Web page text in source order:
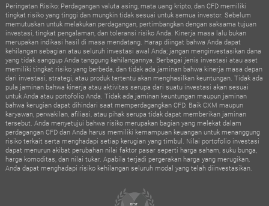
Peringatan Risiko: Perdagangan valuta asing, mata uang kripto, dan CFD memiliki
tingkat risiko yang tinggi dan mungkin tidak sesuai untuk semua investor. Sebelum
memutuskan untuk melakukan perdagangan, pertimbangkan dengan saksama tujuan
investasi, tingkat pengalaman, dan toleransi risiko Anda. Kinerja masa lalu bukan
merupakan indikasi hasil di masa mendatang. Harap diingat bahwa Anda dapat
kehilangan sebagian atau seluruh investasi awal Anda; jangan menginvestasikan dana
yang tidak sanggup Anda tanggung kehilangannya. Berbagai jenis investasi atau aset
memiliki tingkat risiko yang berbeda, dan tidak ada jaminan bahwa kinerja masa depan
dari investasi, strategi, atau produk tertentu akan menghasilkan keuntungan. Tidak ada
pula jaminan bahwa kinerja atau aktivitas serupa dari suatu investasi akan sesuai
untuk Anda atau portofolio Anda. Tidak ada jaminan keuntungan maupun jaminan
bahwa kerugian dapat dihindari saat memperdagangkan CFD. Baik CXM maupun
karyawan, perwakilan, afiliasi, atau pihak serupa tidak dapat memberikan jaminan
tersebut. Anda menyetujui bahwa risiko merupakan bagian yang melekat dalam
perdagangan CFD dan Anda harus memiliki kemampuan keuangan untuk menanggung
risiko terkait serta menghadapi setiap kerugian yang timbul. Nilai portofolio investasi
dapat menurun akibat perubahan nilai faktor pasar seperti harga saham, suku bunga,
harga komoditas, dan nilai tukar. Apabila terjadi pergerakan harga yang merugikan,
Anda dapat menghadapi risiko kehilangan seluruh modal yang telah diinvestasikan.